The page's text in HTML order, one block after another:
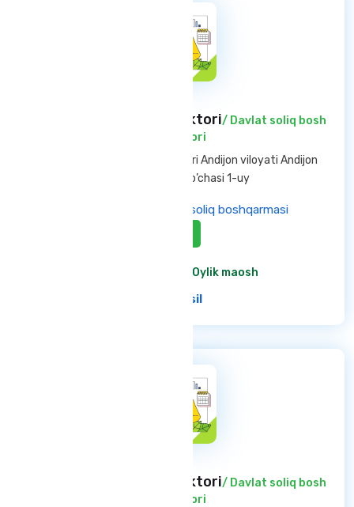
Davlat soliq bosh inspektori/ Davlat soliq bosh
inspektori
Andijon viloyati — Andijon shahri Andijon viloyati Andijon
shahar Oltinko’l ko’chasi 1-uy
Andijon viloyati davlat soliq boshqarmasi
/ Oylik maosh
Ba'tafsil
Davlat soliq bosh inspektori/ Davlat soliq bosh
inspektori